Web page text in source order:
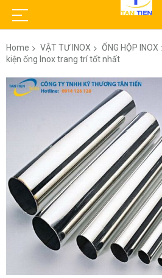
Home VẬT TƯ INOX ỐNG HỘP INOX
kiện ống Inox trang trí tốt nhất
Skip